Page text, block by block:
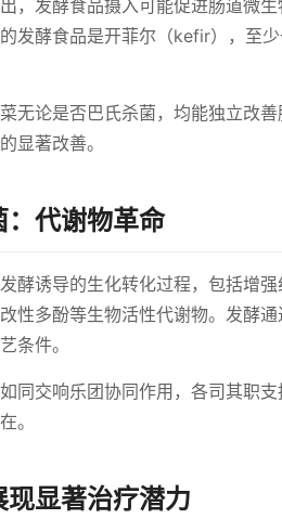
，发酵食品摄入可能促进肠道微
发酵食品是开菲尔（kefir），至
无论是否巴氏杀菌，均能独立改
显著改善。
：代谢物革命
酵诱导的生化转化过程，包括增
性多酚等生物活性代谢物。发酵
条件。
同交响乐团协同作用，各司其职
。
显著治疗潜力